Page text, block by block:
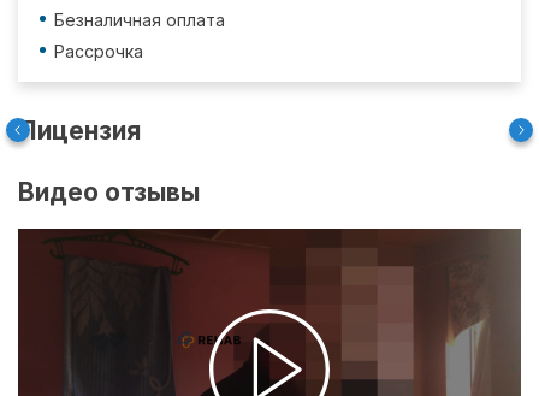
Безналичная оплата
Рассрочка
Лицензия
Видео отзывы